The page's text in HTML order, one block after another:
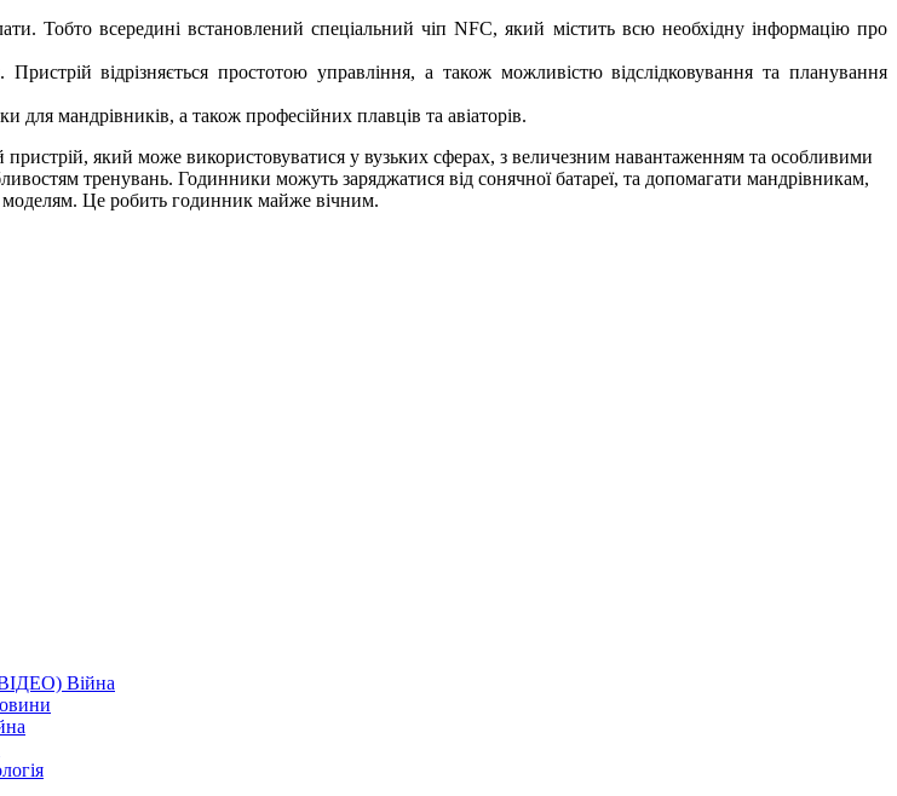
Тобто всередині встановлений спеціальний чіп NFC, який містить всю необхідну інформацію про
відрізняється простотою управління, а також можливістю відслідковування та планування
мандрівників, а також професійних плавців та авіаторів.
який може використовуватися у вузьких сферах, з величезним навантаженням та особливими
тренувань. Годинники можуть заряджатися від сонячної батареї, та допомагати мандрівникам,
моделям. Це робить годинник майже вічним.
Війна